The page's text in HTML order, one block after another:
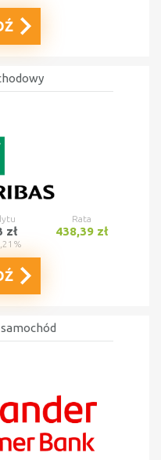
Rata
zł 438,39 zł